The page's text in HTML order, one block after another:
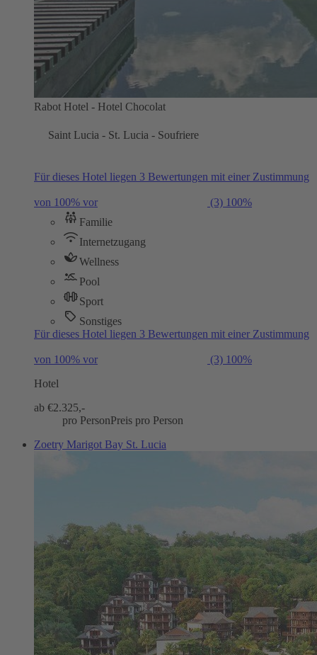
Rabot Hotel - Hotel Chocolat
Saint Lucia - St. Lucia - Soufriere
Für dieses Hotel liegen 3 Bewertungen mit einer Zustimmung
von 100% vor (3) 100%
Familie
Internetzugang
Wellness
Pool
Sport
Sonstiges
Für dieses Hotel liegen 3 Bewertungen mit einer Zustimmung
von 100% vor (3) 100%
Hotel
ab €2.325,-
pro PersonPreis pro Person
Zoetry Marigot Bay St. Lucia